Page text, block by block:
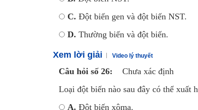
C. Đột biến gen và đột biến NST.
D. Thường biến và đột biến.
Xem lời giải Video lý thuyết
Câu hỏi số 26:
Chưa xác định
Loại đột biến nào sau đây có thể xuất
A. Đột biến xôma.